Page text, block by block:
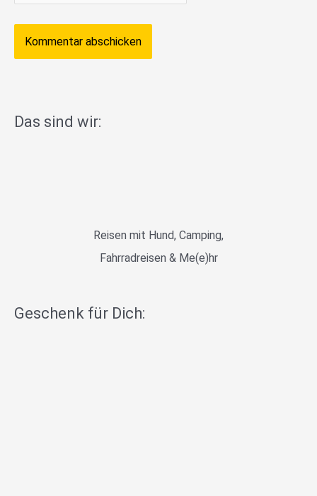
Das sind wir:
Reisen mit Hund, Camping,
Fahrradreisen & Me(e)hr
Geschenk für Dich: